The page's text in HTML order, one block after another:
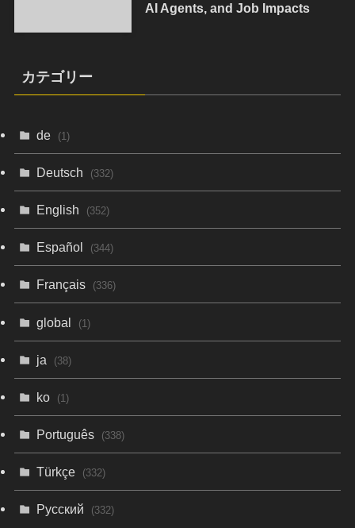
AI Agents, and Job Impacts
カテゴリー
de (1)
Deutsch (332)
English (352)
Español (344)
Français (336)
global (1)
ja (38)
ko (1)
Português (338)
Türkçe (332)
Русский (332)